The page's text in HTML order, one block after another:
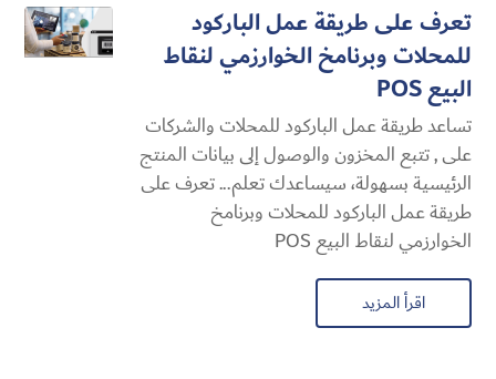
تعرف على طريقة عمل الباركود
للمحلات وبرنامخ الخوارزمي لنقاط
البيع POS
تساعد طريقة عمل الباركود للمحلات والشركات
على , تتبع المخزون والوصول إلى بيانات المنتج
الرئيسية بسهولة، سيساعدك تعلم... تعرف على
طريقة عمل الباركود للمحلات وبرنامخ
الخوارزمي لنقاط البيع POS
اقرأ المزيد